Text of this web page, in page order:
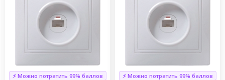
⚡ Можно потратить 99% баллов ⚡ Можно потратить 99% баллов